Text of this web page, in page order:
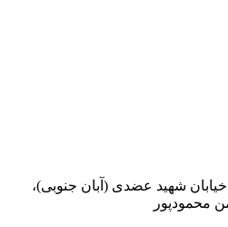
خیابان شهید عضدی (آبان جنوبی)،